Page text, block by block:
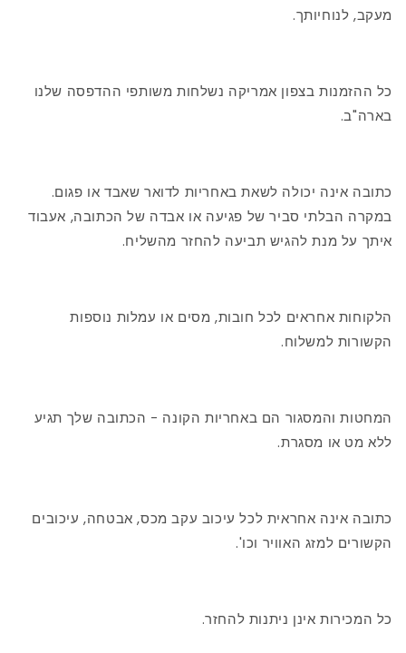
מעקב, לנוחיותך.
כל ההזמנות בצפון אמריקה נשלחות משותפי ההדפסה שלנו
בארה"ב.
כתובה אינה יכולה לשאת באחריות לדואר שאבד או פגום.
במקרה הבלתי סביר של פגיעה או אבדה של הכתובה, אעבוד
איתך על מנת להגיש תביעה להחזר מהשליח.
הלקוחות אחראים לכל חובות, מסים או עמלות נוספות
הקשורות למשלוח.
המחטות והמסגור הם באחריות הקונה - הכתובה שלך תגיע
ללא מט או מסגרת.
כתובה אינה אחראית לכל עיכוב עקב מכס, אבטחה, עיכובים
הקשורים למזג האוויר וכו'.
כל המכירות אינן ניתנות להחזר.